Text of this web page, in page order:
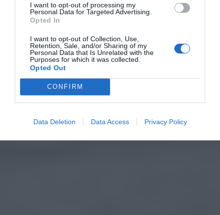
I want to opt-out of processing my
Personal Data for Targeted Advertising.
Opted In
I want to opt-out of Collection, Use,
Retention, Sale, and/or Sharing of my
Personal Data that Is Unrelated with the
Purposes for which it was collected.
Opted Out
CONFIRM
Data Deletion Data Access Privacy Policy